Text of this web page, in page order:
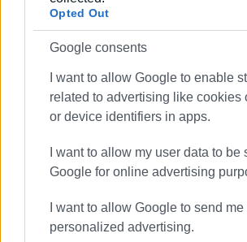
Opted Out
Google consents
I want to allow Google to enable
related to advertising like cookies
or device identifiers in apps.
I want to allow my user data to be
Google for online advertising
I want to allow Google to send me
personalized advertising.
Εμφανίσεις: 72
Ακολουθήστε το enimerosi στο
Συνδρομητές στο e-